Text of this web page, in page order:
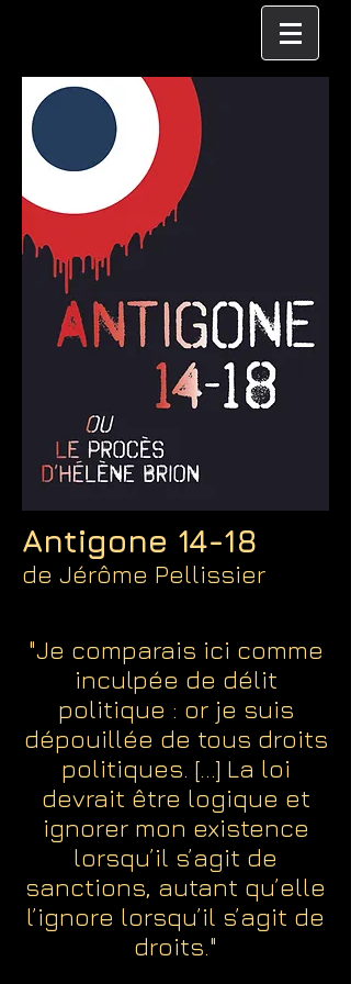
Antigone 14-18
de Jérôme Pellissier
"Je comparais ici comme
inculpée de délit
politique : or je suis
dépouillée de tous droits
politiques. [...] La loi
devrait être logique et
ignorer mon existence
lorsqu’il s’agit de
sanctions, autant qu’elle
l’ignore lorsqu’il s’agit de
droits."